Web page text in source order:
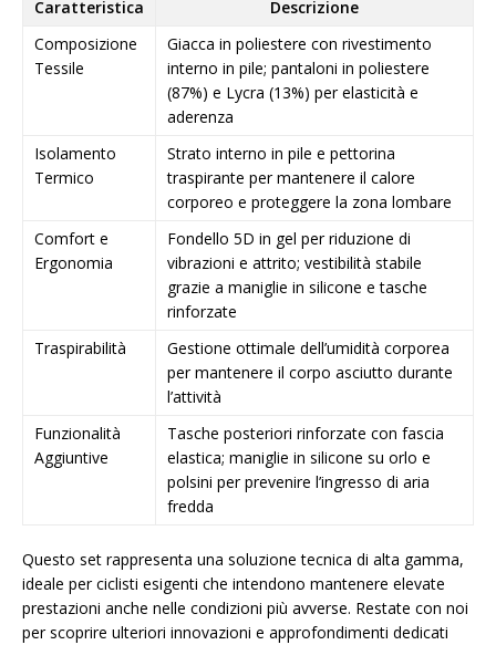
Caratteristica
Descrizione
Composizione
Tessile
Giacca in poliestere con rivestimento
interno in pile; pantaloni in poliestere
(87%) e Lycra (13%) per elasticità e
aderenza
Isolamento
Termico
Strato interno in pile e pettorina
traspirante per mantenere il calore
corporeo e proteggere la zona lombare
Comfort e
Ergonomia
Fondello 5D in gel per riduzione di
vibrazioni e attrito; vestibilità stabile
grazie a maniglie in silicone e tasche
rinforzate
Traspirabilità
Gestione ottimale dell’umidità corporea
per mantenere il corpo asciutto durante
l’attività
Funzionalità
Aggiuntive
Tasche posteriori rinforzate con fascia
elastica; maniglie in silicone su orlo e
polsini per prevenire l’ingresso di aria
fredda
Questo set rappresenta una soluzione tecnica di alta gamma,
ideale per ciclisti esigenti che intendono mantenere elevate
prestazioni anche nelle condizioni più avverse. Restate con noi
per scoprire ulteriori innovazioni e approfondimenti dedicati